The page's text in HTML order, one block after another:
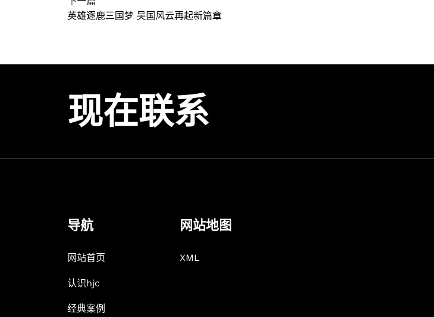
英雄逐鹿三国梦 吴国风云再起新篇章
现在联系
导航
网站首页
认识hjc
经典案例
网站地图
XML